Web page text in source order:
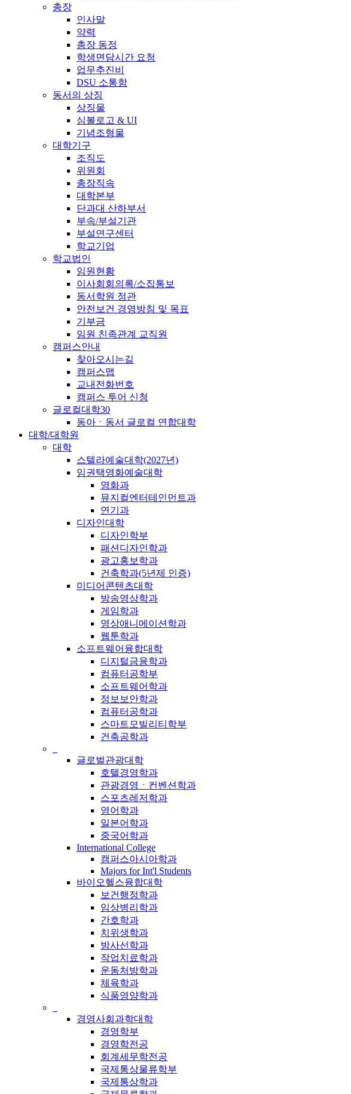
총장
인사말
약력
총장 동정
학생면담시간 요청
업무추진비
DSU 소통함
동서의 상징
상징물
심볼로고 & UI
기념조형물
대학기구
조직도
위원회
총장직속
대학본부
단과대 산하부서
부속/부설기관
부설연구센터
학교기업
학교법인
임원현황
이사회회의록/소집통보
동서학원 정관
안전보건 경영방침 및 목표
기부금
임원 친족관계 교직원
캠퍼스안내
찾아오시는길
캠퍼스맵
교내전화번호
캠퍼스 투어 신청
글로컬대학30
동아ㆍ동서 글로컬 연합대학
대학/대학원
대학
스텔라예술대학(2027년)
임권택영화예술대학
영화과
뮤지컬엔터테인먼트과
연기과
디자인대학
디자인학부
패션디자인학과
광고홍보학과
건축학과(5년제 인증)
미디어콘텐츠대학
방송영상학과
게임학과
영상애니메이션학과
웹툰학과
소프트웨어융합대학
디지털금융학과
컴퓨터공학부
소프트웨어학과
정보보안학과
컴퓨터공학과
스마트모빌리티학부
건축공학과
글로벌관광대학
호텔경영학과
관광경영ㆍ컨벤션학과
스포츠레저학과
영어학과
일본어학과
중국어학과
International College
캠퍼스아시아학과
Majors for Int'l Students
바이오헬스융합대학
보건행정학과
임상병리학과
간호학과
치위생학과
방사선학과
작업치료학과
운동처방학과
체육학과
식품영양학과
경영사회과학대학
경영학부
경영학전공
회계세무학전공
국제통상물류학부
국제통상학과